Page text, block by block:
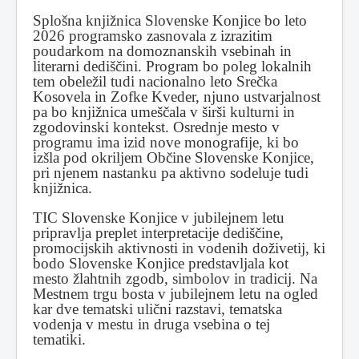
Splošna knjižnica Slovenske Konjice bo leto
2026 programsko zasnovala z izrazitim
poudarkom na domoznanskih vsebinah in
literarni dediščini. Program bo poleg lokalnih
tem obeležil tudi nacionalno leto Srečka
Kosovela in Zofke Kveder, njuno ustvarjalnost
pa bo knjižnica umeščala v širši kulturni in
zgodovinski kontekst. Osrednje mesto v
programu ima izid nove monografije, ki bo
izšla pod okriljem Občine Slovenske Konjice,
pri njenem nastanku pa aktivno sodeluje tudi
knjižnica.
TIC Slovenske Konjice v jubilejnem letu
pripravlja preplet interpretacije dediščine,
promocijskih aktivnosti in vodenih doživetij, ki
bodo Slovenske Konjice predstavljala kot
mesto žlahtnih zgodb, simbolov in tradicij. Na
Mestnem trgu bosta v jubilejnem letu na ogled
kar dve tematski ulični razstavi, tematska
vodenja v mestu in druga vsebina o tej
tematiki.